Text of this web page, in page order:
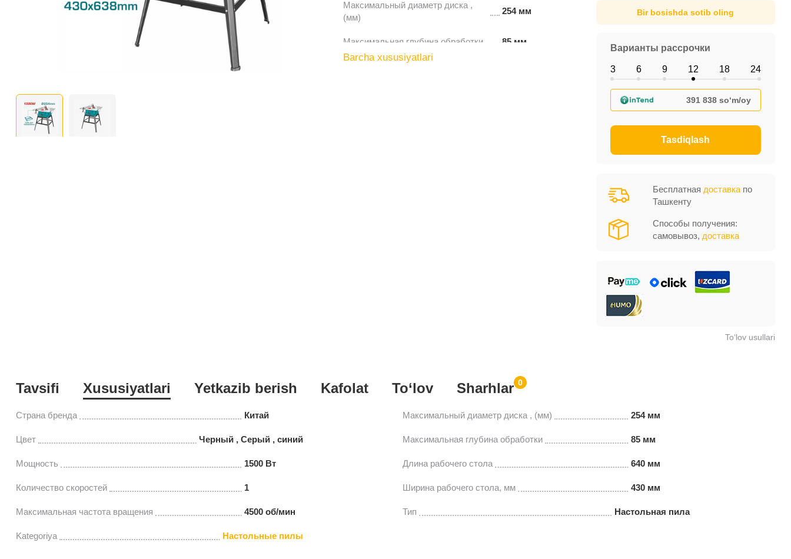
Максимальный диаметр диска ,
(мм)
254 мм
Максимальная глубина обработки 85 мм
Barcha xususiyatlari
Bir bosishda sotib oling
Варианты рассрочки
3 6 9 12 18 24
391 838 so‘m/oy
Tasdiqlash
Бесплатная доставкапо
Ташкенту
Способы получения:
самовывоз, доставка
To‘lov usullari
Tavsifi Xususiyatlari Yetkazib berish Kafolat To‘lov 0
Sharhlar
Страна бренда Китай
Цвет Черный , Серый , синий
Мощность 1500 Вт
Количество скоростей 1
Максимальная частота вращения 4500 об/мин
Kategoriya Настольные пилы
Максимальный диаметр диска , (мм) 254 мм
Максимальная глубина обработки 85 мм
Длина рабочего стола 640 мм
Ширина рабочего стола, мм 430 мм
Тип Настольная пила